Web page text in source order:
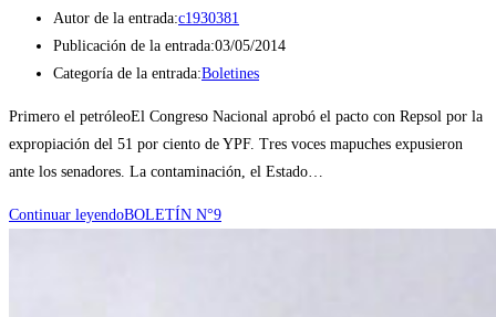
Autor de la entrada:c1930381
Publicación de la entrada:03/05/2014
Categoría de la entrada:Boletines
Primero el petróleoEl Congreso Nacional aprobó el pacto con Repsol por la
expropiación del 51 por ciento de YPF. Tres voces mapuches expusieron
ante los senadores. La contaminación, el Estado…
Continuar leyendoBOLETÍN N°9